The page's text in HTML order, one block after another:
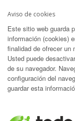
Aviso de cookies
Este sitio web guarda
información (cookies)
finalidad de ofrecer un
Usted puede
de su navegador.
configuración del
guardar esta